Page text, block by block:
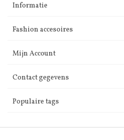
Informatie
Fashion accesoires
Mijn Account
Contact gegevens
Populaire tags